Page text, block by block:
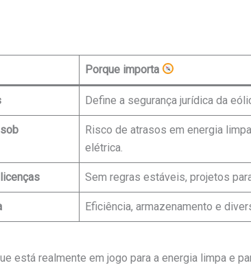
Porque importa
Define a segurança jurídica da
Risco de atrasos em energia
elétrica.
Sem regras estáveis, projetos
Eficiência, armazenamento e
está realmente em jogo para a energia limpa e